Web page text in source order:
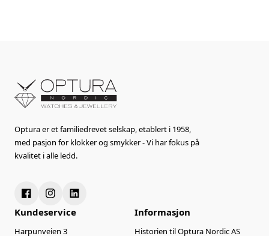
Optura er et familiedrevet selskap, etablert i 1958,
med pasjon for klokker og smykker - Vi har fokus på
kvalitet i alle ledd.
Kundeservice
Harpunveien 3
Informasjon
Historien til Optura Nordic AS